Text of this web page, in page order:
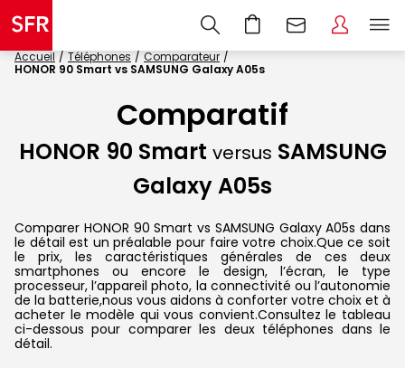
Accueil Téléphones
Comparateur
HONOR 90 Smart vs SAMSUNG Galaxy A05s
Comparatif
HONOR 90 Smart versus SAMSUNG
Galaxy A05s
Comparer HONOR 90 Smart vs SAMSUNG Galaxy A05s dans
le détail est un préalable pour faire votre choix.Que ce soit
le prix, les caractéristiques générales de ces deux
smartphones ou encore le design, l’écran, le type
processeur, l’appareil photo, la connectivité ou l’autonomie
de la batterie,nous vous aidons à conforter votre choix et à
acheter le modèle qui vous convient.Consultez le tableau
ci-dessous pour comparer les deux téléphones dans le
détail.